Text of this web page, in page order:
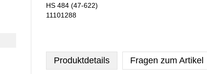
HS 484 (47-622)
11101288
Produktdetails Fragen zum Artikel